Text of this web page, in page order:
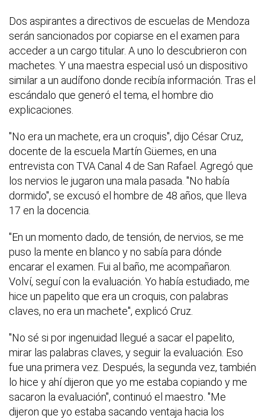
Dos aspirantes a directivos de escuelas de Mendoza
serán sancionados por copiarse en el examen para
acceder a un cargo titular. A uno lo descubrieron con
machetes. Y una maestra especial usó un dispositivo
similar a un audífono donde recibía información. Tras el
escándalo que generó el tema, el hombre dio
explicaciones.
"No era un machete, era un croquis", dijo César Cruz,
docente de la escuela Martín Güemes, en una
entrevista con TVA Canal 4 de San Rafael. Agregó que
los nervios le jugaron una mala pasada. "No había
dormido", se excusó el hombre de 48 años, que lleva
17 en la docencia.
"En un momento dado, de tensión, de nervios, se me
puso la mente en blanco y no sabía para dónde
encarar el examen. Fui al baño, me acompañaron.
Volví, seguí con la evaluación. Yo había estudiado, me
hice un papelito que era un croquis, con palabras
claves, no era un machete", explicó Cruz.
"No sé si por ingenuidad llegué a sacar el papelito,
mirar las palabras claves, y seguir la evaluación. Eso
fue una primera vez. Después, la segunda vez, también
lo hice y ahí dijeron que yo me estaba copiando y me
sacaron la evaluación", continuó el maestro. "Me
dijeron que yo estaba sacando ventaja hacia los